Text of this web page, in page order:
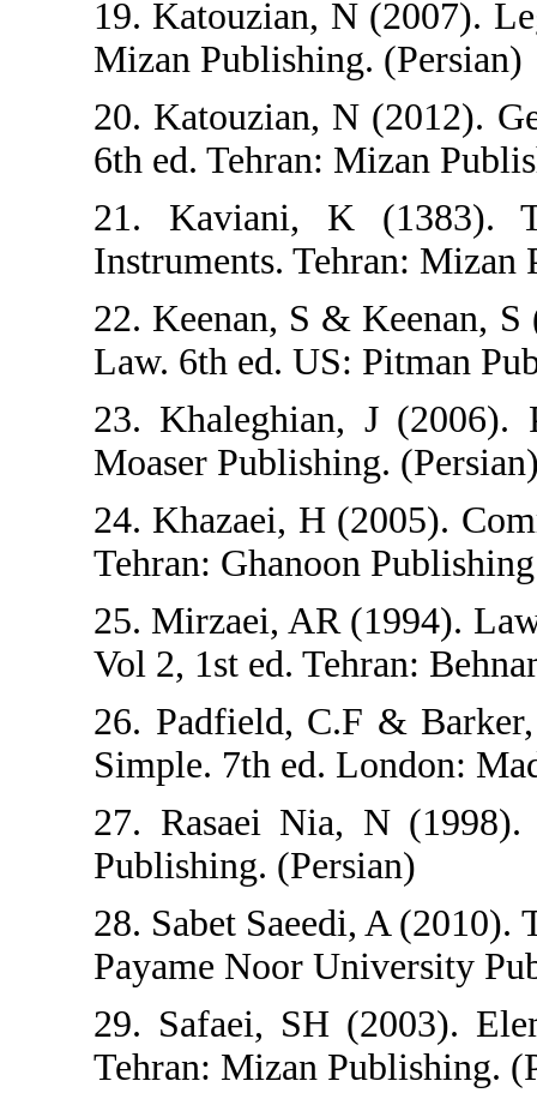
19. Katouzian, N
Mizan
20. Katouzian, N
6th ed. Tehran:
21. Kaviani, K
Instruments.
22. Keenan, S &
Law. 6th ed. US:
23. Khaleghian,
Moaser
24. Khazaei, H
Tehran:
25. Mirzaei, AR
Vol 2, 1st ed.
26. Padfield,
Simple. 7th ed.
27. Rasaei Nia,
Publishing.
28. Sabet
Payame Noor
29. Safaei, SH
Tehran: Mizan